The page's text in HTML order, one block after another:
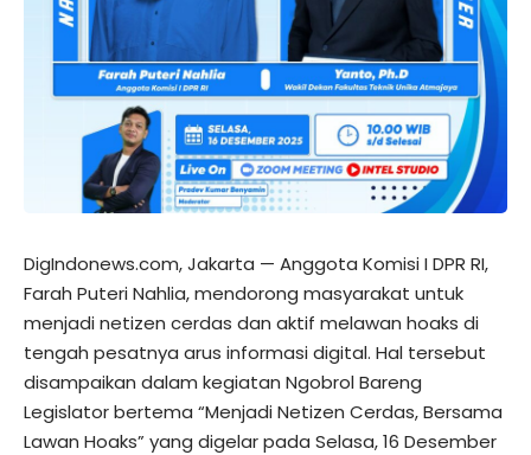
DigIndonews.com, Jakarta — Anggota Komisi I DPR RI,
Farah Puteri Nahlia, mendorong masyarakat untuk
menjadi netizen cerdas dan aktif melawan hoaks di
tengah pesatnya arus informasi digital. Hal tersebut
disampaikan dalam kegiatan Ngobrol Bareng
Legislator bertema “Menjadi Netizen Cerdas, Bersama
Lawan Hoaks” yang digelar pada Selasa, 16 Desember